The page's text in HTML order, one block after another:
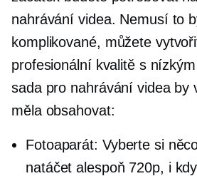
nahrávání videa. Nemusí to
komplikované, můžete
profesionální kvalitě s
sada pro nahrávání videa by
měla obsahovat:
Fotoaparát: Vyberte si
natáčet alespoň 720p, i